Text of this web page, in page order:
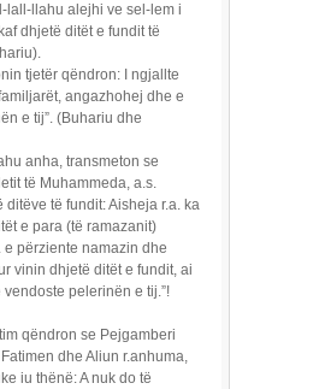
lall-llahu alejhi ve sel-lem i
dhjetë ditët e fundit të
tjetër qëndron: I ngjallte
angazhohej dhe e
e tij”. (Buhariu dhe
anha, transmeton se
të Muhammeda, a.s.
ditëve të fundit: Aisheja r.a. ka
e para (të ramazanit)
e përziente namazin dhe
vinin dhjetë ditët e fundit, ai
pelerinën e tij.”!
qëndron se Pejgamberi
dhe Aliun r.anhuma,
iu thënë: A nuk do të